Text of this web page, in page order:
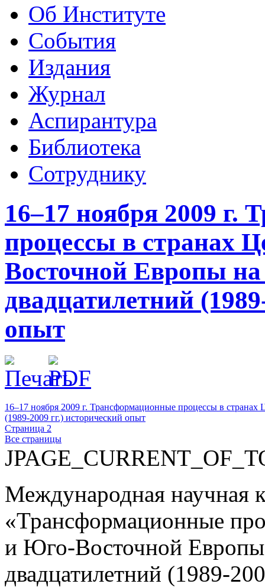
Об Институте
События
Издания
Журнал
Аспирантура
Библиотека
Сотруднику
16–17 ноября 2009 г.
процессы в странах
Восточной Европы на
двадцатилетний
опыт
16–17 ноября 2009 г. Трансформационные процессы в
(1989-2009 гг.) исторический опыт
Страница 2
Все страницы
Международная научная
«Трансформационные
и Юго-Восточной Европы
двадцатилетний (1989-